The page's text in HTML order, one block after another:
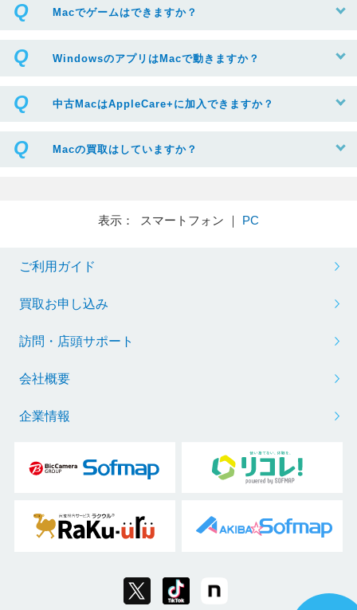
Macでゲームはできますか？
WindowsのアプリはMacで動きますか？
中古MacはAppleCare+に加入できますか？
Macの買取はしていますか？
表示： スマートフォン ｜ PC
ご利用ガイド
買取お申し込み
訪問・店頭サポート
会社概要
企業情報